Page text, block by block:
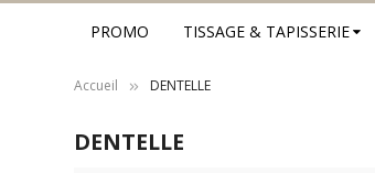
PROMO TISSAGE & TAPISSERIE
Accueil DENTELLE
DENTELLE